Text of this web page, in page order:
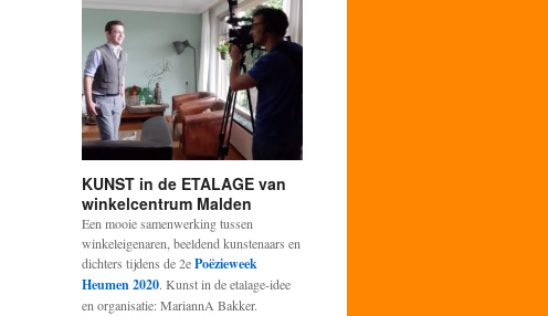
KUNST in de ETALAGE van
winkelcentrum Malden
Een mooie samenwerking tussen
winkeleigenaren, beeldend kunstenaars en
dichters tijdens de 2ePoëzieweek
Heumen 2020. Kunst in de etalage-idee
en organisatie: MariannA Bakker.